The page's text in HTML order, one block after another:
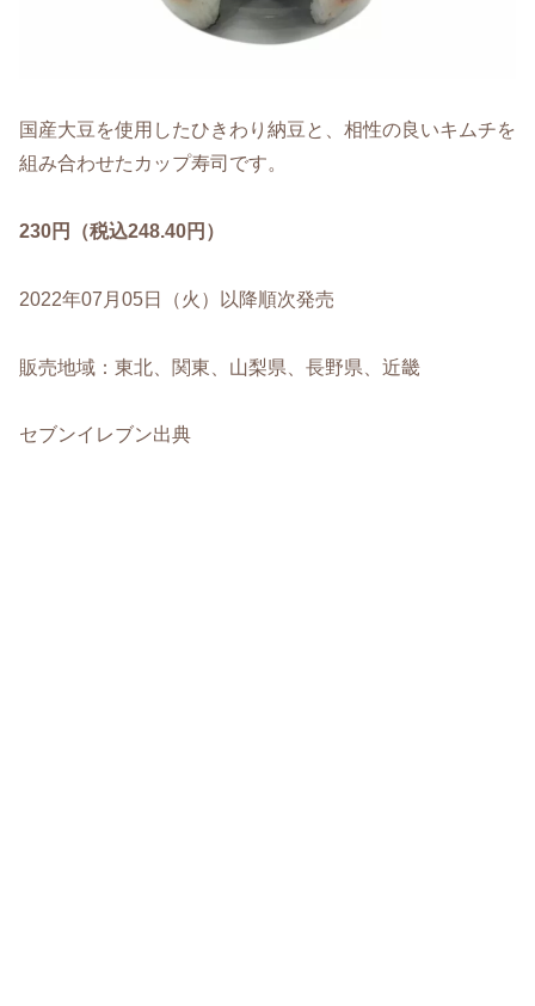
国産大豆を使用したひきわり納豆と、相性の良いキムチを
組み合わせたカップ寿司です。
230円（税込248.40円）
2022年07月05日（火）以降順次発売
販売地域：東北、関東、山梨県、長野県、近畿
セブンイレブン出典